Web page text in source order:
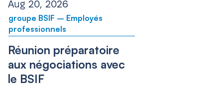
Aug 20, 2026
groupe BSIF – Employés
professionnels
Réunion préparatoire
aux négociations avec
le BSIF